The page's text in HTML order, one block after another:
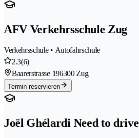
AFV Verkehrsschule Zug
Verkehrsschule • Autofahrschule
2.3(6)
Baarerstrasse 196300 Zug
Termin reservieren
Joël Ghélardi Need to drive